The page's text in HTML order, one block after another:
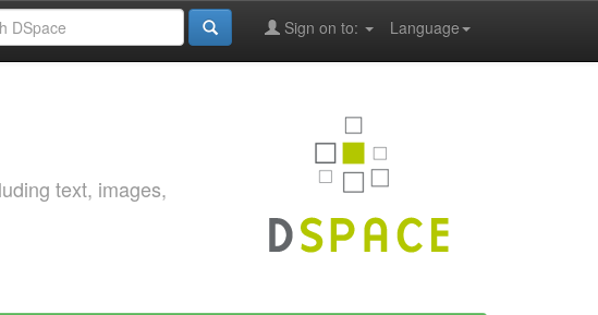
Language
Sign on to:
text, images,